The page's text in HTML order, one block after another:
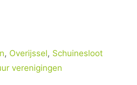
, Overijssel, Schuinesloot
verenigingen